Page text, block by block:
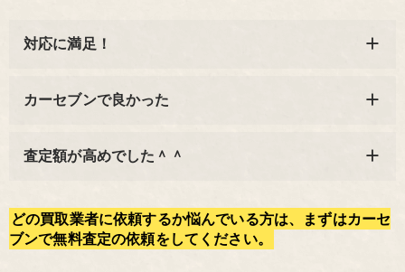
対応に満足！
カーセブンで良かった
査定額が高めでした＾＾
どの買取業者に依頼するか悩んでいる方は、まずはカーセ
ブンで無料査定の依頼をしてください。